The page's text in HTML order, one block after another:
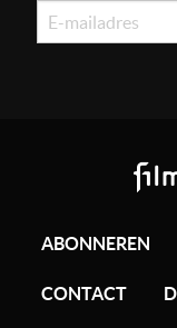
ABONNEREN
CONTACT